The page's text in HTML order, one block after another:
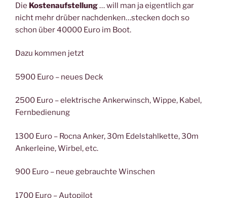
Die Kostenaufstellung… will man ja eigentlich gar
nicht mehr drüber nachdenken…stecken doch so
schon über 40000 Euro im Boot.
Dazu kommen jetzt
5900 Euro – neues Deck
2500 Euro – elektrische Ankerwinsch, Wippe, Kabel,
Fernbedienung
1300 Euro – Rocna Anker, 30m Edelstahlkette, 30m
Ankerleine, Wirbel, etc.
900 Euro – neue gebrauchte Winschen
1700 Euro – Autopilot